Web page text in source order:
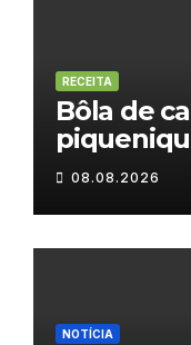
RECEITA
Bôla de
08.08.2026
NOTÍCIA